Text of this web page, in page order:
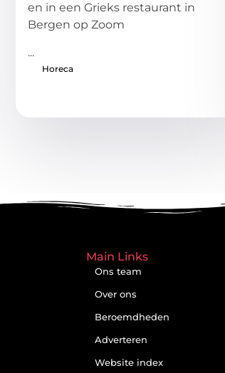
en in een Grieks restaurant in
Bergen op Zoom
...
Horeca
Main Links
Ons team
Over ons
Beroemdheden
Adverteren
Website index